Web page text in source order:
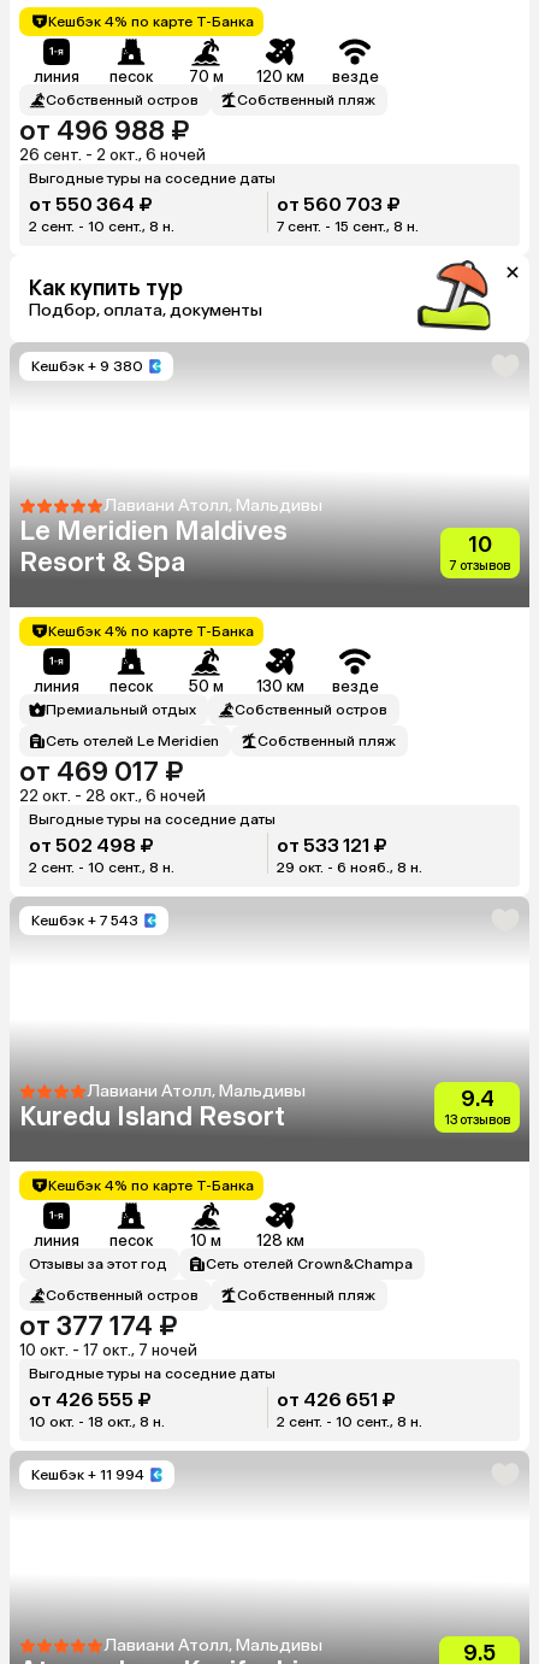
Кешбэк 4% по карте Т-Банка
линия песок 70 м 120 км везде
Собственный остров Собственный пляж
от 496 988 ₽
26 сент. - 2 окт., 6 ночей
Выгодные туры на соседние даты
от 550 364 ₽
2 сент. - 10 сент., 8 н.
от 560 703 ₽
7 сент. - 15 сент., 8 н.
Как купить тур
Подбор, оплата, документы
Кешбэк + 9 380
Лавиани Атолл, Мальдивы
Le Meridien Maldives
Resort & Spa
10
7 отзывов
Кешбэк 4% по карте Т-Банка
линия песок 50 м 130 км везде
Премиальный отдых
Собственный остров
Сеть отелей Le Meridien
Собственный пляж
от 469 017 ₽
22 окт. - 28 окт., 6 ночей
Выгодные туры на соседние даты
от 502 498 ₽
2 сент. - 10 сент., 8 н.
от 533 121 ₽
29 окт. - 6 нояб., 8 н.
Кешбэк + 7 543
Лавиани Атолл, Мальдивы
Kuredu Island Resort
9.4
13 отзывов
Кешбэк 4% по карте Т-Банка
линия песок 10 м 128 км
Отзывы за этот год
Сеть отелей Crown&Champa
Собственный остров
Собственный пляж
от 377 174 ₽
10 окт. - 17 окт., 7 ночей
Выгодные туры на соседние даты
от 426 555 ₽
10 окт. - 18 окт., 8 н.
от 426 651 ₽
2 сент. - 10 сент., 8 н.
Кешбэк + 11 994
Лавиани Атолл, Мальдивы 9.5